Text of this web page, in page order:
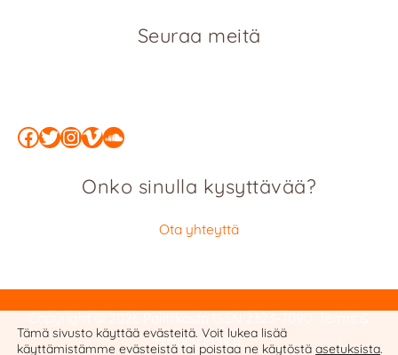
Seuraa meitä
Facebook
Twitter
Instagram
Vimeo
SoundCloud
Onko sinulla kysyttävää?
Ota yhteyttä
Privacy Policy
Tämä sivusto käyttää evästeitä. Voit lukea lisää
käyttämistämme evästeistä tai poistaa ne käytöstä asetuksista.